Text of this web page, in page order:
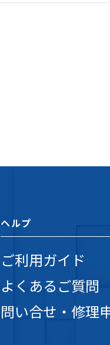
ヘルプ
ご利用ガイド
よくあるご質問
問い合せ・修理